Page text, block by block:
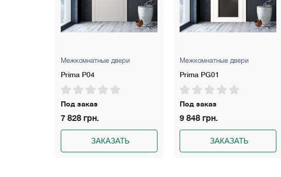
Межкомнатные двери
Prima P04
Под заказ
7 828 грн.
ЗАКАЗАТЬ
Межкомнатные двери
Prima PG01
Под заказ
9 848 грн.
ЗАКАЗАТЬ